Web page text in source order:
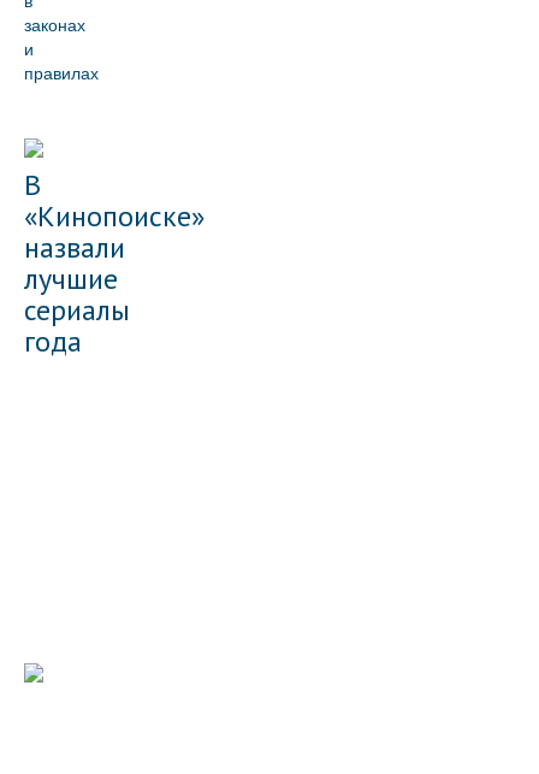
законах
и
правилах
В
«Кинопоиске»
назвали
лучшие
сериалы
года